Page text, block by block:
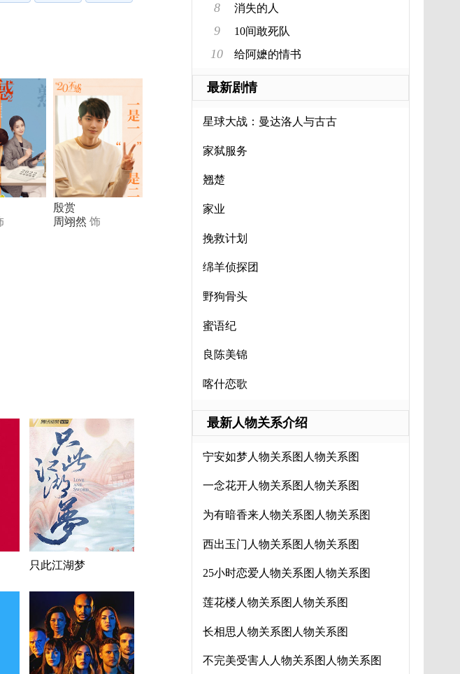
殷赏
周翊然 饰
只此江湖梦
8 消失的人
9 10间敢死队
10 给阿嬷的情书
最新剧情
星球大战：曼达洛人与古古
家弑服务
翘楚
家业
挽救计划
绵羊侦探团
野狗骨头
蜜语纪
良陈美锦
喀什恋歌
最新人物关系介绍
宁安如梦人物关系图人物关系图
一念花开人物关系图人物关系图
为有暗香来人物关系图人物关系图
西出玉门人物关系图人物关系图
25小时恋爱人物关系图人物关系图
莲花楼人物关系图人物关系图
长相思人物关系图人物关系图
不完美受害人人物关系图人物关系图